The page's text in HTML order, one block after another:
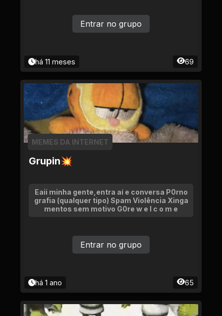
há 11 meses 69
Entrar no grupo
Grupin💥
MEMES DA INTERNET
Eaii minha gente,entra aí e conversa P0rno
grafia (qualquer tipo) Spam Violência Xinga
mentos sem motivo G0re w e l c o m e
há 1 ano 65
Entrar no grupo